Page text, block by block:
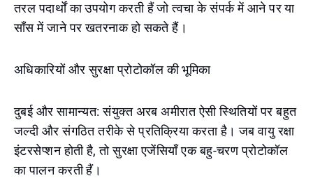
तरल पदार्थों का उपयोग करती हैं जो त्वचा के संपर्क में आने पर या
साँस में जाने पर खतरनाक हो सकते हैं।
अधिकारियों और सुरक्षा प्रोटोकॉल की भूमिका
दुबई और सामान्यत: संयुक्त अरब अमीरात ऐसी स्थितियों पर बहुत
जल्दी और संगठित तरीके से प्रतिक्रिया करता है। जब वायु रक्षा
इंटरसेप्शन होती है, तो सुरक्षा एजेंसियाँ एक बहु-चरण प्रोटोकॉल
का पालन करती हैं।